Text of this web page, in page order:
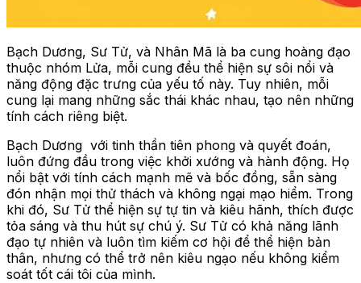
Bạch Dương, Sư Tử, và Nhân Mã là ba cung hoàng đạo
thuộc nhóm Lửa, mỗi cung đều thể hiện sự sôi nổi và
năng động đặc trưng của yếu tố này. Tuy nhiên, mỗi
cung lại mang những sắc thái khác nhau, tạo nên những
tính cách riêng biệt.
Bạch Dương với tinh thần tiên phong và quyết đoán,
luôn đứng đầu trong việc khởi xướng và hành động. Họ
nổi bật với tính cách mạnh mẽ và bốc đồng, sẵn sàng
đón nhận mọi thử thách và không ngại mạo hiểm. Trong
khi đó, Sư Tử thể hiện sự tự tin và kiêu hãnh, thích được
tỏa sáng và thu hút sự chú ý. Sư Tử có khả năng lãnh
đạo tự nhiên và luôn tìm kiếm cơ hội để thể hiện bản
thân, nhưng có thể trở nên kiêu ngạo nếu không kiểm
soát tốt cái tôi của mình.